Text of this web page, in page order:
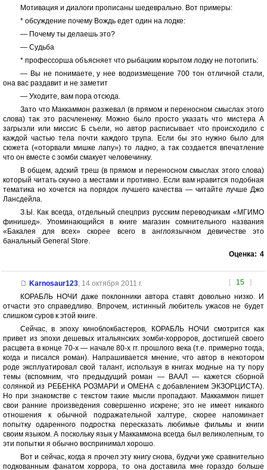
Мотивация и диалоги прописаны шедеврально. Вот примеры:
* обсуждение почему Вождь едет один на лодке:
— Почему ты делаешь это?
— Судьба
* профессорша объясняет что рыбацким корытом лодку не потопить:
— Вы не понимаете, у нее водоизмещение 700 тон отличной стали,
она вас раздавит и не заметит
— Уходите, вам пора отсюда.
Зато что Маккаммон разжевал (в прямом и переносном смыслах этого
слова) так это расчлененку. Можно было просто указать что мистера А
загрызли или миссис Б съели, но автор расписывает что происходило с
каждой частью тела почти каждого трупа. Если бы это нужно было для
сюжета («оторвали мишке лапу») то ладно, а так создается впечатление
что он вместе с зомби смакует человечинку.
В общем, адский треш (в прямом и переносном смыслах этого слова)
который читать скучно а местами и противно. Если вам нравится подобная
тематика но хочется на порядок лучшего качества — читайте лучше Джо
Лансдейла.
З.Ы. Как всегда, отдельный спецприз русским переводчикам «МГИМО
финишед». Упоминающийся в книге магазин сомнительного названия
«Бакалея для всех» скорее всего в англоязычном девичестве это
банальный General Store.
Оценка: 4
[ 15 ]
Karnosaur123, 14 октября 2011 г.
КОРАБЛЬ НОЧИ даже поклонники автора ставят довольно низко. И
отчасти это справедливо. Впрочем, истинный любитель ужасов не будет
слишком суров к этой книге.
Сейчас, в эпоху киноблокбастеров, КОРАБЛЬ НОЧИ смотрится как
привет из эпохи дешевых итальянских зомби-хорроров, достигшей своего
расцвета в конце 70-х — начале 80-х гг. прошлого века (т.е. примерно тогда,
когда и писался роман). Напрашивается мнение, что автор в некотором
роде эксплуатировал свой талант, используя в книгах модные на ту пору
темы (вспомним, что предыдущий роман — ВААЛ — кажется сборной
солянкой из РЕБЕНКА РОЗМАРИ и ОМЕНА с добавлением ЭКЗОРЦИСТА).
Но при знакомстве с текстом такие мысли пропадают. Маккаммон пишет
свои ранние произведения совершенно искрене; это не имеет никакого
отношения к обычной подражательной халтуре, скорее напоминает
попытку одаренного подростка пересказать любимые фильмы и книги
своим языком. А поскольку язык у Маккаммона всегда был великолепным, то
эти попытки я обычно воспринимал хорошо.
Вот и сейчас, когда я прочел эту книгу снова, будучи уже сравнительно
подкованным фанатом хоррора, то она доставила мне гораздо больше